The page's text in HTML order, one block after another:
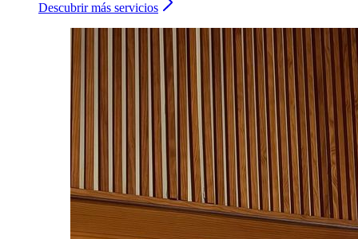
Descubrir más servicios